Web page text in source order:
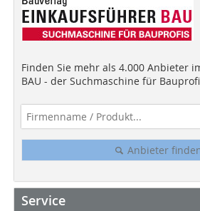
Finden Sie mehr als 4.000 Anbieter im
BAU - der Suchmaschine für
Anbieter
Service